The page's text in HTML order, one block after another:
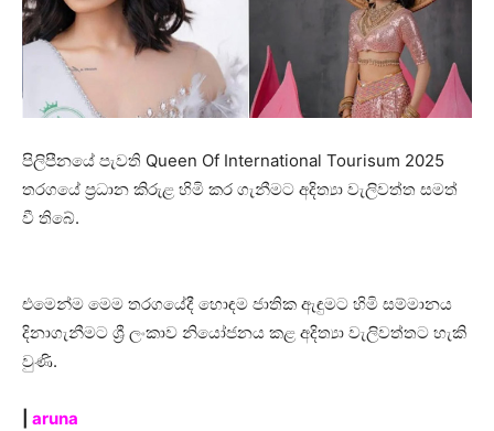
පිලිපීනයේ පැවති Queen Of International Tourisum 2025
තරගයේ ප්‍රධාන කිරුළ හිමි කර ගැනීමට අදිත්‍යා වැලිවත්ත සමත්
වී තිබේ.
එමෙන්ම මෙම තරගයේදී හොඳම ජාතික ඇඳුමට හිමි සම්මානය
දිනාගැනීමට ශ්‍රී ලංකාව නියෝජනය කළ අදිත්‍යා වැලිවත්තට හැකි
වුණි.
aruna